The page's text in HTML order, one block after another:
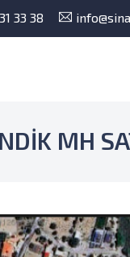
33 38
MH